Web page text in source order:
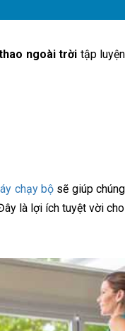
ngoài trời tập
chạy bộsẽ giúp
là lợi ích tuyệt vời